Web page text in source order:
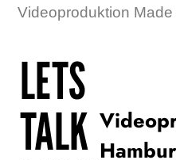
Videoproduktion
LETS
TALK